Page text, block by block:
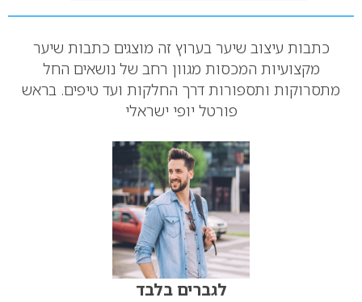
כתבות עיצוב שיער בערוץ זה מוצגים כתבות שיער
מקצועיות המכסות מגוון רחב של נושאים החל
מתסרוקות ותספורות דרך החלקות ועד טיפים. בראש
פורטל יופי ישראלי
לגברים בלבד